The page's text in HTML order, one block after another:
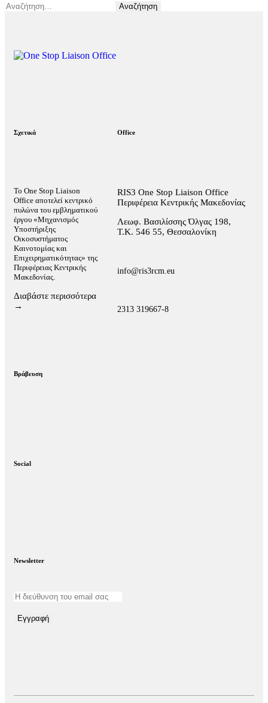
Σχετικά
Το One Stop Liaison
Office αποτελεί κεντρικό
πυλώνα του εμβληματικού
έργου «Μηχανισμός
Υποστήριξης
Οικοσυστήματος
Καινοτομίας και
Επιχειρηματικότητας» της
Περιφέρειας Κεντρικής
Μακεδονίας.
Διαβάστε περισσότερα
→
Βράβευση
Office
RIS3 One Stop Liaison Office
Περιφέρεια Κεντρικής Μακεδονίας
Λεωφ. Βασιλίσσης Όλγας 198,
Τ.Κ. 546 55, Θεσσαλονίκη
info@ris3rcm.eu
2313 319667-8
Social
Newsletter
Εγγραφή